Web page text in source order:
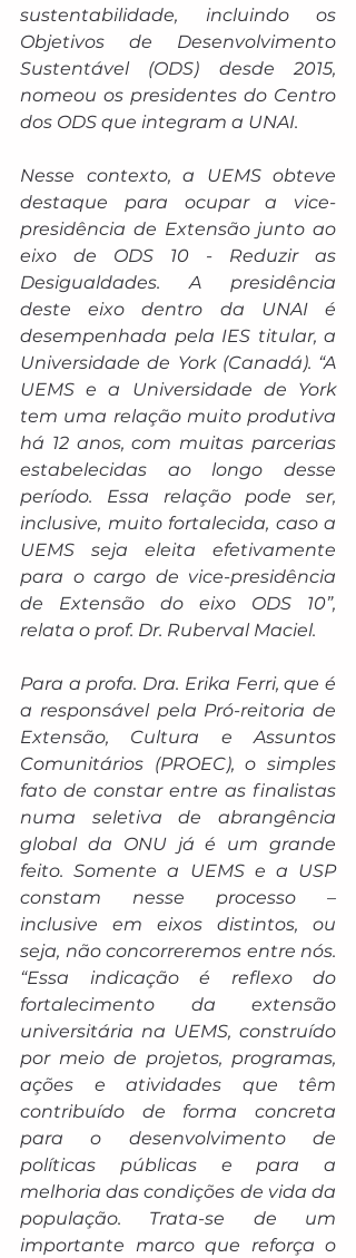
sustentabilidade, incluindo os
Objetivos de Desenvolvimento
Sustentável (ODS) desde 2015,
nomeou os presidentes do Centro
dos ODS que integram a UNAI.
Nesse contexto, a UEMS obteve
destaque para ocupar a vice-
presidência de Extensão junto ao
eixo de ODS 10 - Reduzir as
Desigualdades. A presidência
deste eixo dentro da UNAI é
desempenhada pela IES titular, a
Universidade de York (Canadá). “A
UEMS e a Universidade de York
tem uma relação muito produtiva
há 12 anos, com muitas parcerias
estabelecidas ao longo desse
período. Essa relação pode ser,
inclusive, muito fortalecida, caso a
UEMS seja eleita efetivamente
para o cargo de vice-presidência
de Extensão do eixo ODS 10”,
relata o prof. Dr. Ruberval Maciel.
Para a profa. Dra. Erika Ferri, que é
a responsável pela Pró-reitoria de
Extensão, Cultura e Assuntos
Comunitários (PROEC), o simples
fato de constar entre as finalistas
numa seletiva de abrangência
global da ONU já é um grande
feito. Somente a UEMS e a USP
constam nesse processo –
inclusive em eixos distintos, ou
seja, não concorreremos entre nós.
“Essa indicação é reflexo do
fortalecimento da extensão
universitária na UEMS, construído
por meio de projetos, programas,
ações e atividades que têm
contribuído de forma concreta
para o desenvolvimento de
políticas públicas e para a
melhoria das condições de vida da
população. Trata-se de um
importante marco que reforça o